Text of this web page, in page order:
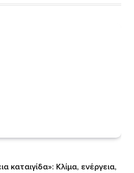
καταιγίδα»: Κλίμα, ενέργεια,